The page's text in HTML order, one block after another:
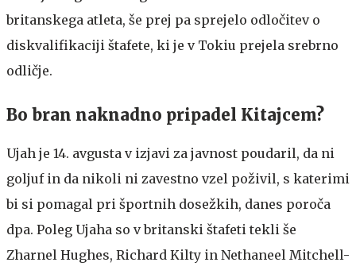
britanskega atleta, še prej pa sprejelo odločitev o
diskvalifikaciji štafete, ki je v Tokiu prejela srebrno
odličje.
Bo bran naknadno pripadel Kitajcem?
Ujah je 14. avgusta v izjavi za javnost poudaril, da ni
goljuf in da nikoli ni zavestno vzel poživil, s katerimi
bi si pomagal pri športnih dosežkih, danes poroča
dpa. Poleg Ujaha so v britanski štafeti tekli še
Zharnel Hughes, Richard Kilty in Nethaneel Mitchell-